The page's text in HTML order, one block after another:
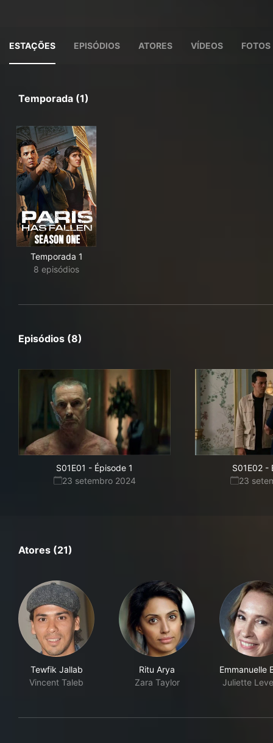
ESTAÇÕES EPISÓDIOS ATORES VÍDEOS FOTOS
Temporada (1)
Temporada 1
8 episódios
Episódios (8)
S01E01 - Épisode 1
23 setembro 2024
S01E02 -
23
Atores (21)
Tewfik Jallab
Vincent Taleb
Ritu Arya
Zara Taylor
Emmanuelle
Juliette